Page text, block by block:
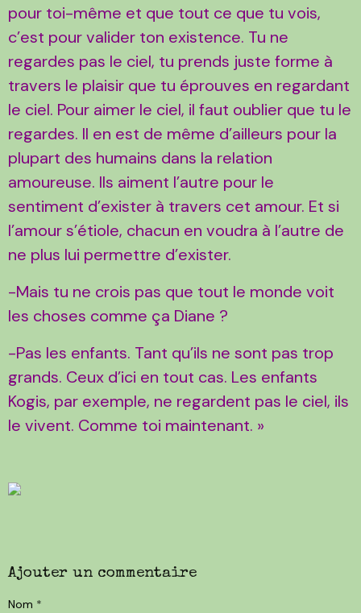
pour toi-même et que tout ce que tu vois,
c’est pour valider ton existence. Tu ne
regardes pas le ciel, tu prends juste forme à
travers le plaisir que tu éprouves en regardant
le ciel. Pour aimer le ciel, il faut oublier que tu le
regardes. Il en est de même d’ailleurs pour la
plupart des humains dans la relation
amoureuse. Ils aiment l’autre pour le
sentiment d’exister à travers cet amour. Et si
l’amour s’étiole, chacun en voudra à l’autre de
ne plus lui permettre d’exister.
-Mais tu ne crois pas que tout le monde voit
les choses comme ça Diane ?
-Pas les enfants. Tant qu’ils ne sont pas trop
grands. Ceux d’ici en tout cas. Les enfants
Kogis, par exemple, ne regardent pas le ciel, ils
le vivent. Comme toi maintenant. »
Ajouter un commentaire
Nom